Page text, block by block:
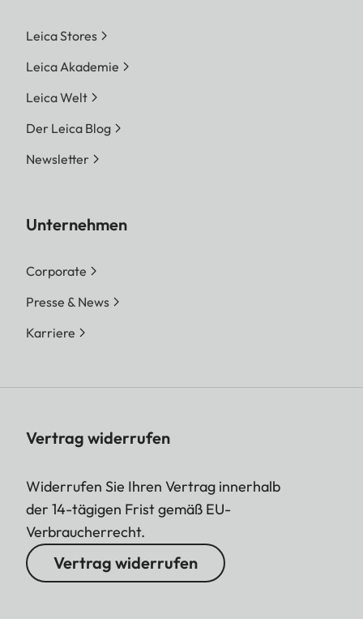
Leica Stores
Leica Akademie
Leica Welt
Der Leica Blog
Newsletter
Unternehmen
Corporate
Presse & News
Karriere
Vertrag widerrufen
Widerrufen Sie Ihren Vertrag innerhalb
der 14-tägigen Frist gemäß EU-
Verbraucherrecht.
Vertrag widerrufen